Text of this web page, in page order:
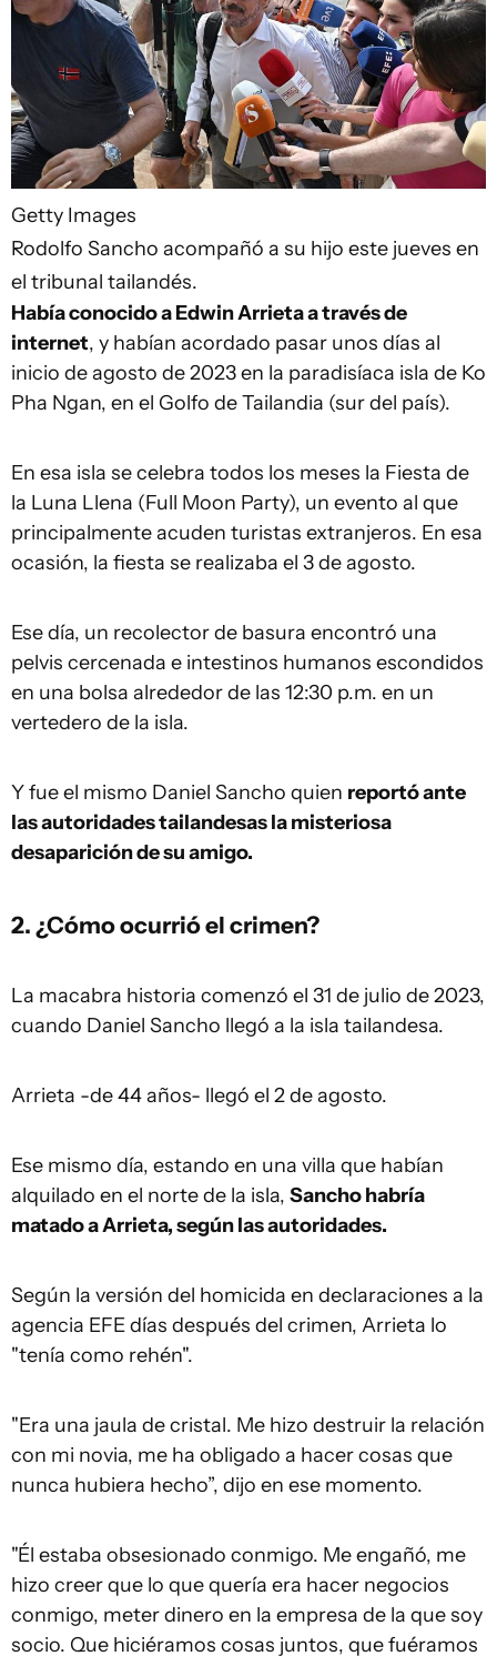
Getty Images
Rodolfo Sancho acompañó a su hijo este jueves en
el tribunal tailandés.
Había conocido a Edwin Arrieta a través de
internet, y habían acordado pasar unos días al
inicio de agosto de 2023 en la paradisíaca isla de Ko
Pha Ngan, en el Golfo de Tailandia (sur del país).
En esa isla se celebra todos los meses la Fiesta de
la Luna Llena (Full Moon Party), un evento al que
principalmente acuden turistas extranjeros. En esa
ocasión, la fiesta se realizaba el 3 de agosto.
Ese día, un recolector de basura encontró una
pelvis cercenada e intestinos humanos escondidos
en una bolsa alrededor de las 12:30 p.m. en un
vertedero de la isla.
Y fue el mismo Daniel Sancho quien reportó ante
las autoridades tailandesas la misteriosa
desaparición de su amigo.
2. ¿Cómo ocurrió el crimen?
La macabra historia comenzó el 31 de julio de 2023,
cuando Daniel Sancho llegó a la isla tailandesa.
Arrieta -de 44 años- llegó el 2 de agosto.
Ese mismo día, estando en una villa que habían
alquilado en el norte de la isla, Sancho habría
matado a Arrieta, según las autoridades.
Según la versión del homicida en declaraciones a la
agencia EFE días después del crimen, Arrieta lo
"tenía como rehén".
"Era una jaula de cristal. Me hizo destruir la relación
con mi novia, me ha obligado a hacer cosas que
nunca hubiera hecho”, dijo en ese momento.
"Él estaba obsesionado conmigo. Me engañó, me
hizo creer que lo que quería era hacer negocios
conmigo, meter dinero en la empresa de la que soy
socio. Que hiciéramos cosas juntos, que fuéramos